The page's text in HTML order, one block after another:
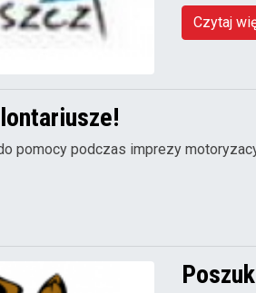
Czytaj
pomocy podczas imprezy